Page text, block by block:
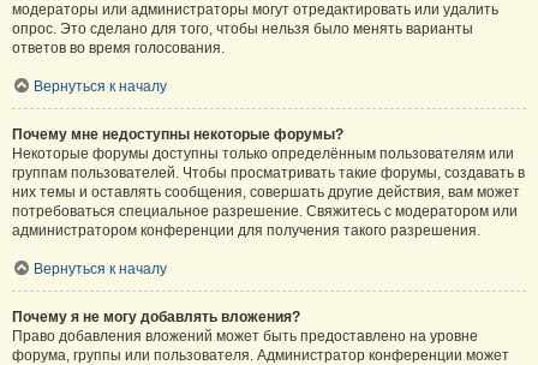
модераторы или администраторы могут отредактировать или удалить
опрос. Это сделано для того, чтобы нельзя было менять варианты
ответов во время голосования.
Вернуться к началу
Почему мне недоступны некоторые форумы?
Некоторые форумы доступны только определённым пользователям или
группам пользователей. Чтобы просматривать такие форумы, создавать в
них темы и оставлять сообщения, совершать другие действия, вам может
потребоваться специальное разрешение. Свяжитесь с модератором или
администратором конференции для получения такого разрешения.
Вернуться к началу
Почему я не могу добавлять вложения?
Право добавления вложений может быть предоставлено на уровне
форума, группы или пользователя. Администратор конференции может